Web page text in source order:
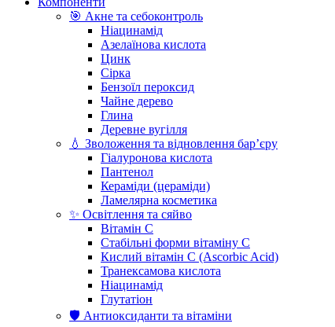
🎯 Акне та себоконтроль
Ніацинамід
Азелаїнова кислота
Цинк
Сірка
Бензоїл пероксид
Чайне дерево
Глина
Деревне вугілля
💧 Зволоження та відновлення бар’єру
Гіалуронова кислота
Пантенол
Кераміди (цераміди)
Ламелярна косметика
✨ Освітлення та сяйво
Вітамін С
Стабільні форми вітаміну С
Кислий вітамін С (Ascorbic Acid)
Транексамова кислота
Ніацинамід
Глутатіон
🛡️ Антиоксиданти та вітаміни